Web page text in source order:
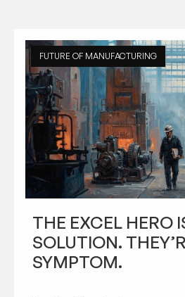
FUTURE OF MANUFACTURING
THE EXCEL HERO
SOLUTION.
SYMPTOM.